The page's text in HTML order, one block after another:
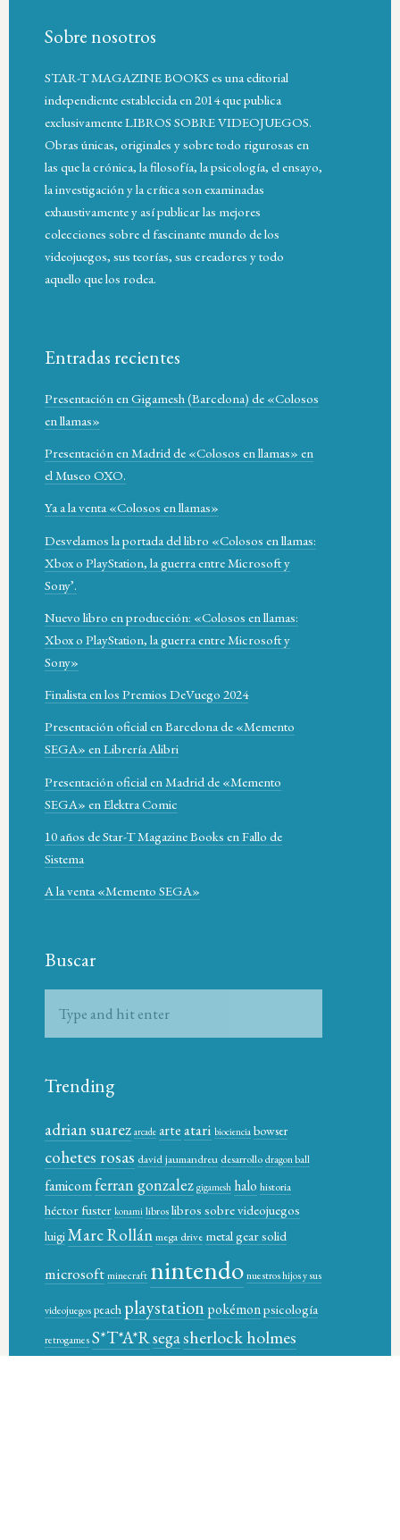
Sobre nosotros
STAR-T MAGAZINE BOOKS es una editorial
independiente establecida en 2014 que publica
exclusivamente LIBROS SOBRE VIDEOJUEGOS.
Obras únicas, originales y sobre todo rigurosas en
las que la crónica, la filosofía, la psicología, el ensayo,
la investigación y la crítica son examinadas
exhaustivamente y así publicar las mejores
colecciones sobre el fascinante mundo de los
videojuegos, sus teorías, sus creadores y todo
aquello que los rodea.
Entradas recientes
Presentación en Gigamesh (Barcelona) de «Colosos
en llamas»
Presentación en Madrid de «Colosos en llamas» en
el Museo OXO.
Ya a la venta «Colosos en llamas»
Desvelamos la portada del libro «Colosos en llamas:
Xbox o PlayStation, la guerra entre Microsoft y
Sony’.
Nuevo libro en producción: «Colosos en llamas:
Xbox o PlayStation, la guerra entre Microsoft y
Sony»
Finalista en los Premios DeVuego 2024
Presentación oficial en Barcelona de «Memento
SEGA» en Librería Alibri
Presentación oficial en Madrid de «Memento
SEGA» en Elektra Comic
10 años de Star-T Magazine Books en Fallo de
Sistema
A la venta «Memento SEGA»
Buscar
Trending
adrian suarez arcade arteatari biociencia bowser
cohetes rosas david jaumandreu desarrollodragon ball
famicomferran gonzalez gigamesh halo historia
héctor fuster konami libroslibros sobre videojuegos
luigiMarc Rollánmega drive metal gear solid
microsoftminecraft nintendonuestros hijos y sus
videojuegospeach playstationpokémonpsicología
retrogamesS*T*A*Rsegasherlock holmes